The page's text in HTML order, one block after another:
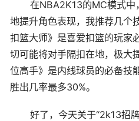
在NBA2K13的MC模式中
地提升角色表现，我推荐几个
扣篮大师》是喜爱扣篮的玩家
切可能将对手隔扣在地，极大
位高手》是内线球员的必备技
胜出几率最多30%。
好了，今天关于“2k13招